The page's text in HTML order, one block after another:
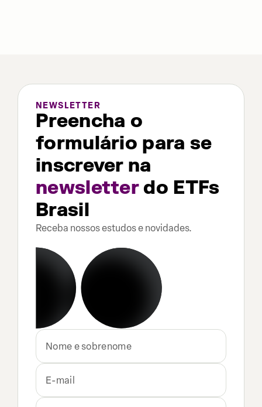
NEWSLETTER
Preencha o
formulário para se
inscrever na
newsletterdo ETFs
Brasil
Receba nossos estudos e novidades.